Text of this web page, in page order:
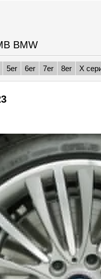
BMW
5er 6er 7er 8er X